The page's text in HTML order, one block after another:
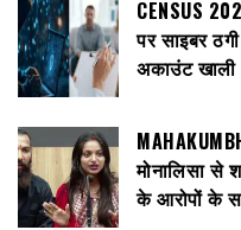
CENSUS
पर साइबर
अकाउंट
मोनालिसा से
के आरोपों के